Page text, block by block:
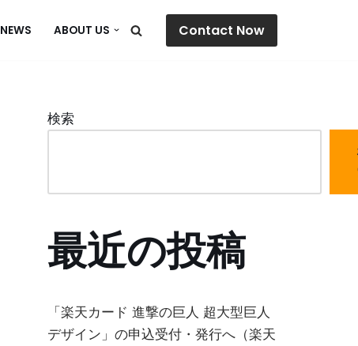
NEWS ABOUT US Contact Now
検索
最近の投稿
「楽天カード 進撃の巨人 超大型巨人
デザイン」の申込受付・発行へ（楽天